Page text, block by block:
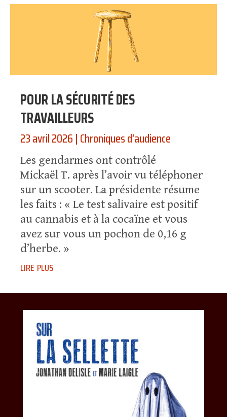
POUR LA SÉCURITÉ DES
TRAVAILLEURS
23 avril 2026|Chroniques d’audience
Les gendarmes ont contrôlé
Mickaël T. après l’avoir vu téléphoner
sur un scooter. La présidente résume
les faits : « Le test salivaire est positif
au cannabis et à la cocaïne et vous
avez sur vous un pochon de 0,16 g
d’herbe. »
lire plus